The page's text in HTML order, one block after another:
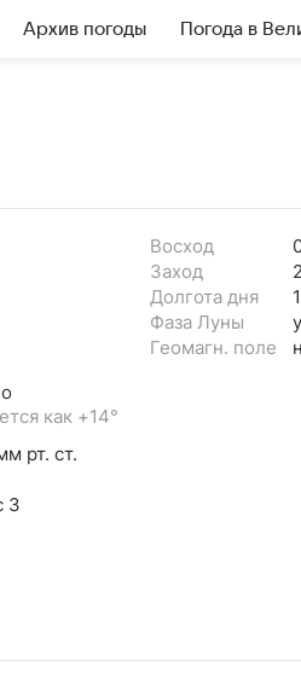
Архив погоды Погода в
как +14°
рт. ст.
З
Восход
Заход
Долгота дня
Фаза Луны
Геомагн. поле